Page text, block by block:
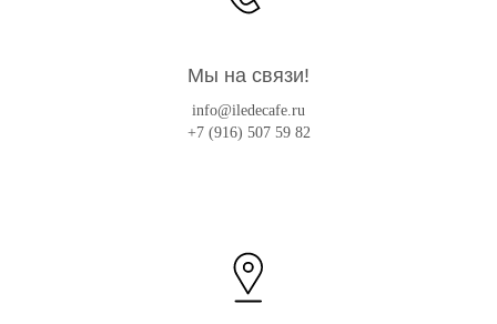
Мы на связи!
info@iledecafe.ru
+7 (916) 507 59 82